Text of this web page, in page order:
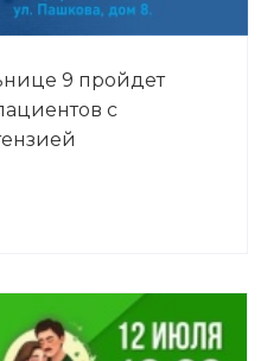
9 пройдет
с